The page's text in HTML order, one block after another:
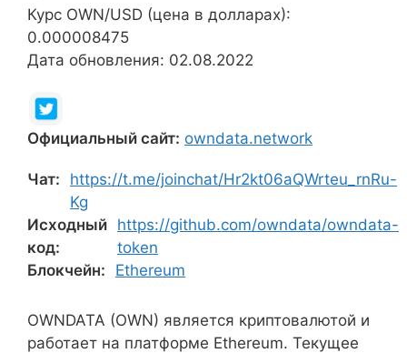
Курс OWN/USD (цена в долларах):
0.000008475
Дата обновления: 02.08.2022
Официальный сайт: owndata.network
Чат:
https://t.me/joinchat/Hr2kt06aQWrteu_rnRu-
Kg
Исходный
код:
https://github.com/owndata/owndata-
token
Блокчейн:
Ethereum
OWNDATA (OWN) является криптовалютой и
работает на платформе Ethereum. Текущее